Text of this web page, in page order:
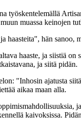
muassa keinojen
haasteita", hän
haaste, ja siistiä
ja siitä pidän.
"Inhosin ajatusta
aikaa maan alla.
kaivoksissa.